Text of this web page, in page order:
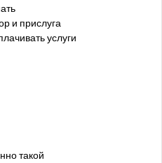
и прислуга
услуги
такой